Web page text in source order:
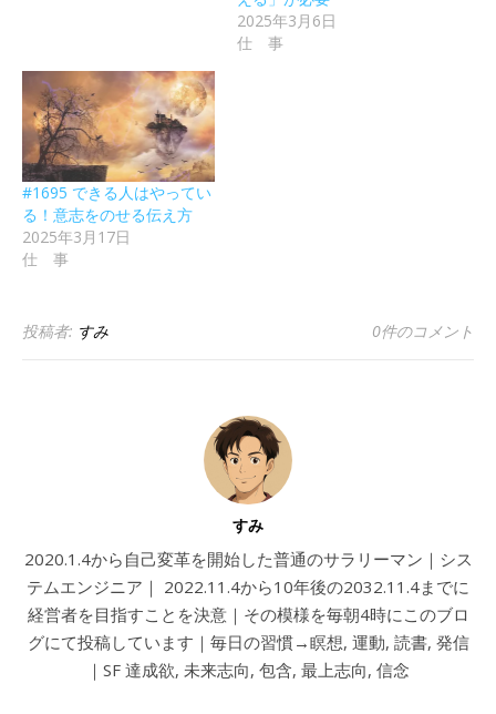
2025年3月6日
仕 事
#1695 できる人はやってい
る！意志をのせる伝え方
2025年3月17日
仕 事
投稿者: すみ 0件のコメント
すみ
2020.1.4から自己変革を開始した普通のサラリーマン｜シス
テムエンジニア｜ 2022.11.4から10年後の2032.11.4までに
経営者を目指すことを決意｜その模様を毎朝4時にこのブロ
グにて投稿しています｜毎日の習慣→瞑想, 運動, 読書, 発信
｜SF 達成欲, 未来志向, 包含, 最上志向, 信念